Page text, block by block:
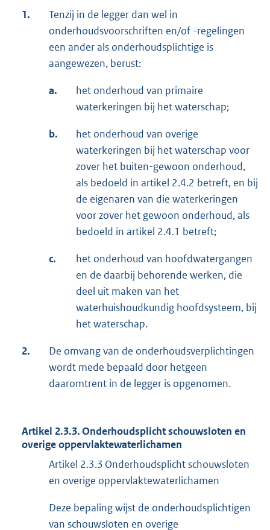
1.
Tenzij in de legger dan wel in
onderhoudsvoorschriften en/of -regelingen
een ander als onderhoudsplichtige is
aangewezen, berust:
a.
het onderhoud van primaire
waterkeringen bij het waterschap;
b.
het onderhoud van overige
waterkeringen bij het waterschap voor
zover het buiten-gewoon onderhoud,
als bedoeld in artikel 2.4.2 betreft, en bij
de eigenaren van die waterkeringen
voor zover het gewoon onderhoud, als
bedoeld in artikel 2.4.1 betreft;
c.
het onderhoud van hoofdwatergangen
en de daarbij behorende werken, die
deel uit maken van het
waterhuishoudkundig hoofdsysteem, bij
het waterschap.
2.
De omvang van de onderhoudsverplichtingen
wordt mede bepaald door hetgeen
daaromtrent in de legger is opgenomen.
Artikel 2.3.3. Onderhoudsplicht schouwsloten en
overige oppervlaktewaterlichamen
Artikel 2.3.3 Onderhoudsplicht schouwsloten
en overige oppervlaktewaterlichamen
Deze bepaling wijst de onderhoudsplichtigen
van schouwsloten en overige